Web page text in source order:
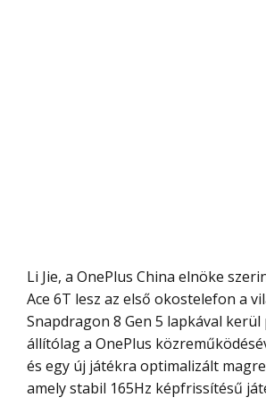
Li Jie, a OnePlus China elnöke szerint az OnePlus
Ace 6T lesz az első okostelefon a
Snapdragon 8 Gen 5 lapkával kerül
állítólag a OnePlus
és egy új játékra optimalizált
amely stabil 165Hz képfrissítésű